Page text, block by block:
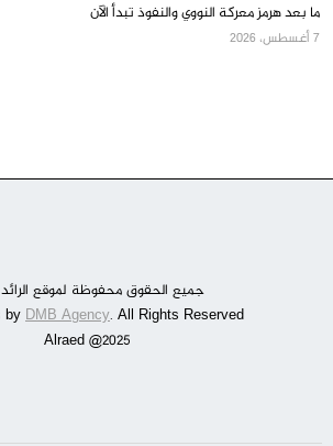
ما بعد هرمز معركة النووي والنفوذ تبدأ الآن
7 أغسطس، 2026
جميع الحقوق محفوظة لموقع الرائد 2025
DMB Agency. All Rights Reserved.
Alraed @2025